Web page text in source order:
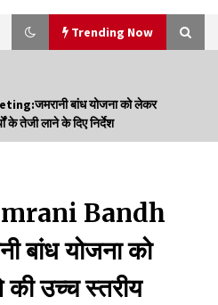
Trending Now
Day : विश्व अल्पसंख्यक अधिकार दिवस
हुए सीएम,आधुनिक मदरसों का नाम अब्दुल कलाम के नाम
The Day 7 September
7, 2023
The Day 6 September
बांध योजना को लेकर
के तेजी लाने के दिए निर्देश
Bandh
बांध योजना को
उच्च स्तरीय